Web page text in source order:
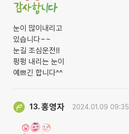
눈이 많이내리고
있습니다~~
눈길 조심운전!!
펑펑 내리는 눈이
예쁘긴 합니다^^
13.홍영자 2024.01.09 09:35